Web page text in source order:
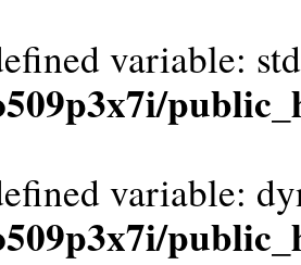
variable:
variable: